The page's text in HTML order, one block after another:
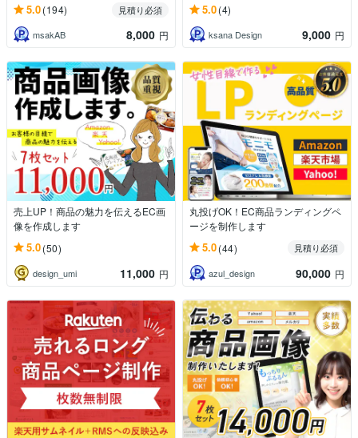
5.0(194)
見積り必須
msakAB
8,000 円
5.0(4)
ksana Design 9,000 円
売上UP！商品の魅力を伝えるEC画
像を作成します
5.0(50)
design_umi 11,000 円
丸投げOK！EC商品ランディングペ
ージを制作します
5.0(44)
見積り必須
azul_design
90,000 円